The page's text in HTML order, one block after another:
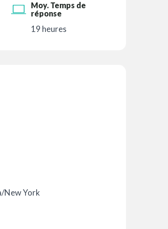
Moy. Temps de
réponse
19 heures
New York